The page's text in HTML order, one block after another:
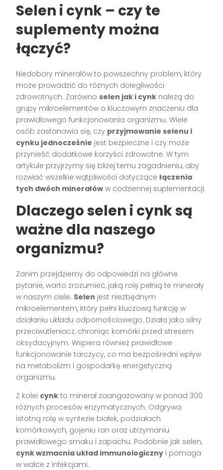
Selen i cynk – czy te
suplementy można
łączyć?
Niedobory minerałów to powszechny problem, który
może prowadzić do różnych dolegliwości
zdrowotnych. Zarówno selen jak i cynk należą do
grupy mikroelementów o kluczowym znaczeniu dla
prawidłowego funkcjonowania organizmu. Wiele
osób zastanawia się, czy przyjmowanie selenu i
cynku jednocześnie jest bezpieczne i czy może
przynieść dodatkowe korzyści zdrowotne. W tym
artykule przyjrzymy się bliżej temu zagadnieniu, aby
rozwiać wszelkie wątpliwości dotyczącełączenia
tych dwóch minerałów w codziennej suplementacji.
Dlaczego selen i cynk są
ważne dla naszego
organizmu?
Zanim przejdziemy do odpowiedzi na główne
pytanie, warto zrozumieć, jaką rolę pełnią te minerały
w naszym ciele. Selen jest niezbędnym
mikroelementem, który pełni kluczową funkcję w
działaniu układu odpornościowego. Działa jako silny
przeciwutleniacz, chroniąc komórki przed stresem
oksydacyjnym. Wspiera również prawidłowe
funkcjonowanie tarczycy, co ma bezpośredni wpływ
na metabolizm i gospodarkę energetyczną
organizmu.
Z kolei cynk to minerał zaangażowany w ponad 300
różnych procesów enzymatycznych. Odgrywa
istotną rolę w syntezie białek, podziałach
komórkowych, gojeniu ran oraz utrzymaniu
prawidłowego smaku i zapachu. Podobnie jak selen,
cynk wzmacnia układ immunologiczny i pomaga
w walce z infekcjami.